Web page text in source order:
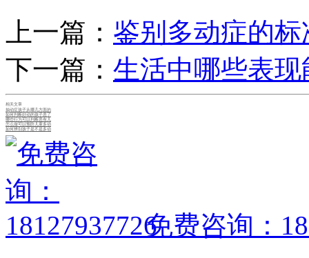
上一篇： 鉴别多动症的标
下一篇： 生活中哪些表
相关文章
抽动症孩子从哪几方面的
如何判断好动的孩子患了
哪些行为可以判断患有儿
怎么做可以预防儿童多动
如何辨别孩子是不是多动
免费咨询：